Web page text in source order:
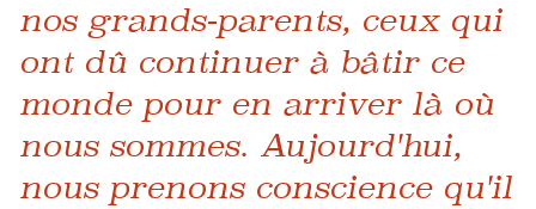
nos grands-parents, ceux qui
ont dû continuer à bâtir ce
monde pour en arriver là où
nous sommes. Aujourd'hui,
nous prenons conscience qu'il